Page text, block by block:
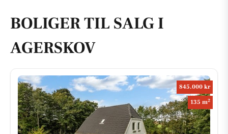
BOLIGER TIL SALG I
AGERSKOV
845.000 kr
135 m2